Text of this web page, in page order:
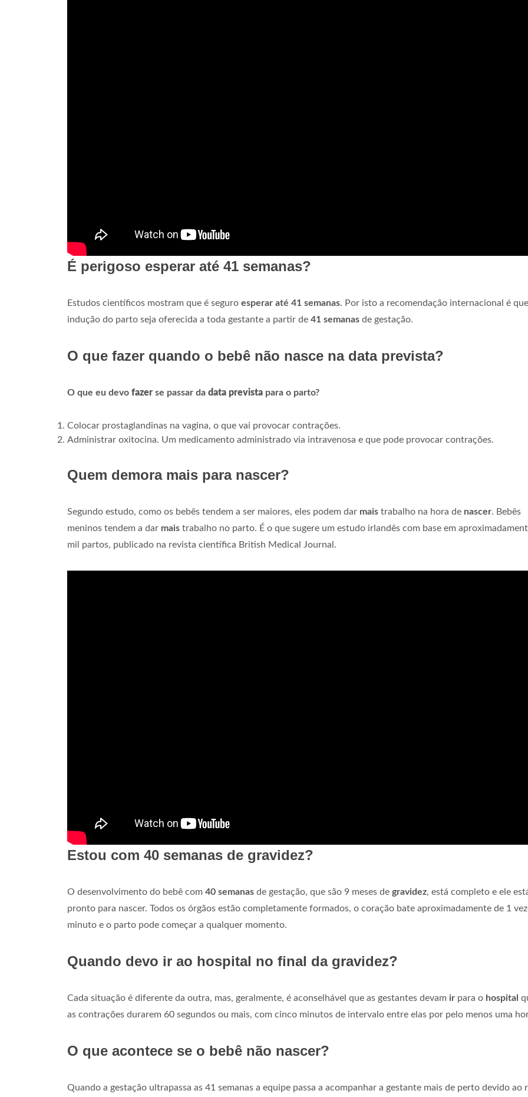
É perigoso esperar até 41 semanas?
Estudos científicos mostram que é seguro esperar até 41 semanas. Por isto a recomendação internacional é
indução do parto seja oferecida a toda gestante a partir de 41 semanas de gestação.
O que fazer quando o bebê não nasce na data prevista?
O que eu devo fazer se passar da data prevista para o parto?
Colocar prostaglandinas na vagina, o que vai provocar contrações.
Administrar oxitocina. Um medicamento administrado via intravenosa e que pode provocar contrações.
Quem demora mais para nascer?
Segundo estudo, como os bebês tendem a ser maiores, eles podem dar mais trabalho na hora de nascer. Bebês
meninos tendem a dar mais trabalho no parto. É o que sugere um estudo irlandês com base em
mil partos, publicado na revista científica British Medical Journal.
Estou com 40 semanas de gravidez?
O desenvolvimento do bebê com 40 semanas de gestação, que são 9 meses de gravidez, está completo e ele
pronto para nascer. Todos os órgãos estão completamente formados, o coração bate aproximadamente de 1
minuto e o parto pode começar a qualquer momento.
Quando devo ir ao hospital no final da gravidez?
Cada situação é diferente da outra, mas, geralmente, é aconselhável que as gestantes devam ir para o hospital
as contrações durarem 60 segundos ou mais, com cinco minutos de intervalo entre elas por pelo menos uma
O que acontece se o bebê não nascer?
Quando a gestação ultrapassa as 41 semanas a equipe passa a acompanhar a gestante mais de perto devido ao